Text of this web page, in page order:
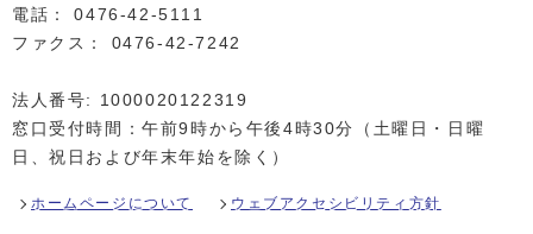
電話： 0476‐42‐5111
ファクス： 0476‐42‐7242
法人番号: 1000020122319
窓口受付時間：午前9時から午後4時30分（土曜日・日曜
日、祝日および年末年始を除く）
ホームページについて ウェブアクセシビリティ方針